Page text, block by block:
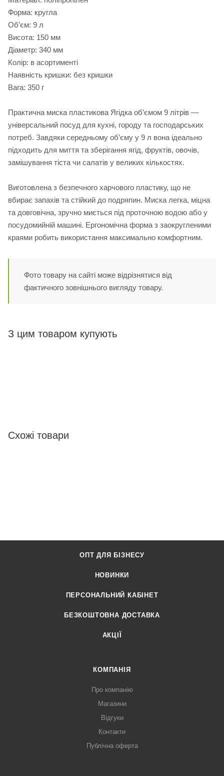
Форма: кругла
Об’єм: 9 л
Висота: 150 мм
Діаметр: 340 мм
Колір: в асортименті
Наявність кришки: без кришки
Вага: 350 г
Практична миска пластикова Ягідка об’ємом 9 літрів —
універсальний посуд для кухні, городу та господарських
потреб. Завдяки середньому об’єму у 9 л вона ідеально
підходить для миття та зберігання ягід, фруктів, овочів,
замішування тіста чи салатів у великих кількостях.
Виготовлена з безпечного харчового пластику, що не
вбирає запахів та стійкий до подряпин. Миска легка, міцна
та довговічна, зручно миється під проточною водою або у
посудомийній машині. Ергономічна форма з заокругленими
краями робить використання максимально комфортним.
Фото товару на сайті може відрізнятися від
фактичного зовнішнього вигляду товару.
З цим товаром купують
Схожі товари
ОПТ ДЛЯ БІЗНЕСУ
НОВИНКИ
ПЕРСОНАЛЬНИЙ КАБІНЕТ
БЕЗКОШТОВНА ДОСТАВКА
АКЦІЇ
КОМПАНІЯ
Про компанію
Магазини
Відгуки
Контакти
Публічна оферта